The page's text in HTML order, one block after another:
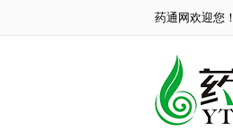
药通网欢迎您！